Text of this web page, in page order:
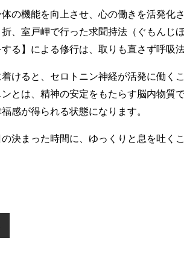
の機能を向上させ、心の働きを活発化
、室戸岬で行った求聞持法（ぐもんじ
る】による修行は、取りも直さず呼吸
けると、セロトニン神経が活発に働く
とは、精神の安定をもたらす脳内物質
感が得られる状態になります。
決まった時間に、ゆっくりと息を吐く